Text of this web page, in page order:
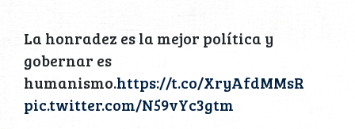
La honradez es la mejor política y
gobernar es
humanismo.https://t.co/XryAfdMMsR
pic.twitter.com/N59vYc3gtm